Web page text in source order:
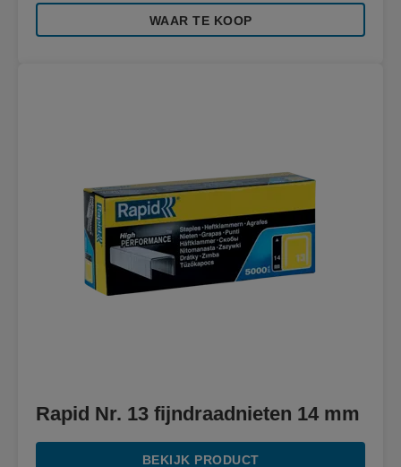
WAAR TE KOOP
Rapid Nr. 13 fijndraadnieten 14 mm
BEKIJK PRODUCT